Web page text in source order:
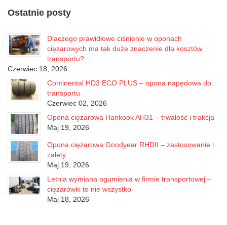
Ostatnie posty
Dlaczego prawidłowe ciśnienie w oponach
ciężarowych ma tak duże znaczenie dla kosztów
transportu?
Czerwiec 18, 2026
Continental HD3 ECO PLUS – opona napędowa do
transportu
Czerwiec 02, 2026
Opona ciężarowa Hankook AH31 – trwałość i trakcja
Maj 19, 2026
Opona ciężarowa Goodyear RHDII – zastosowanie i
zalety
Maj 19, 2026
Letnia wymiana ogumienia w firmie transportowej –
ciężarówki to nie wszystko
Maj 18, 2026